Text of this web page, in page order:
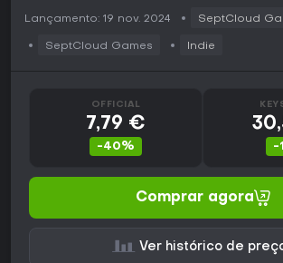
Lançamento: 19 nov. 2024 SeptCloud
SeptCloud Games Indie
OFFICIAL
7,79 €
-40% -
Comprar agora
Ver histórico de